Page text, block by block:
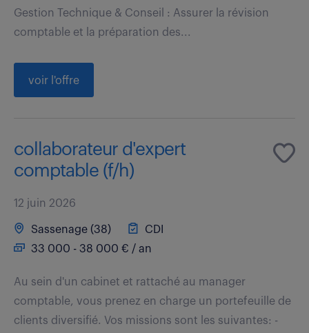
Gestion Technique & Conseil : Assurer la révision
comptable et la préparation des...
voir l'offre
collaborateur d'expert
comptable (f/h)
12 juin 2026
Sassenage (38)
CDI
33 000 - 38 000 € / an
Au sein d'un cabinet et rattaché au manager
comptable, vous prenez en charge un portefeuille de
clients diversifié. Vos missions sont les suivantes: -